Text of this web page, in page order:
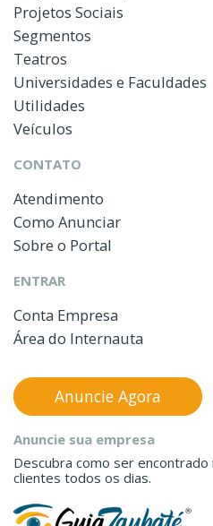
Projetos Sociais
Segmentos
Teatros
Universidades e Faculdades
Utilidades
Veículos
CONTATO
Atendimento
Como Anunciar
Sobre o Portal
ENTRAR
Conta Empresa
Área do Internauta
Anuncie sua empresa
Descubra como ser
clientes todos os dias.
Anuncie Agora